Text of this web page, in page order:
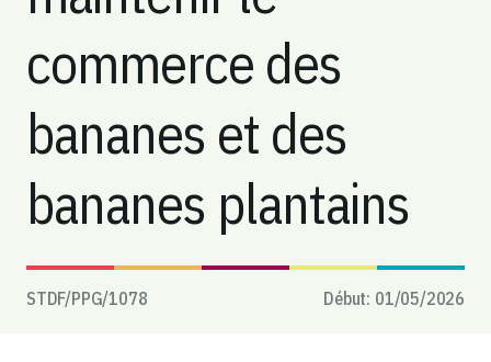
commerce des
bananes et des
bananes plantains
STDF/PPG/1078 Début: 01/05/2026